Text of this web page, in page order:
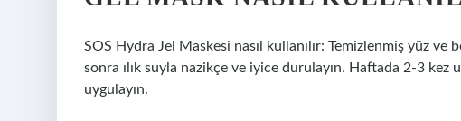
SOS Hydra Jel Maskesi nasıl kullanılır: Temizlenmiş yüz
sonra ılık suyla nazikçe ve iyice durulayın. Haftada 2-3
uygulayın.